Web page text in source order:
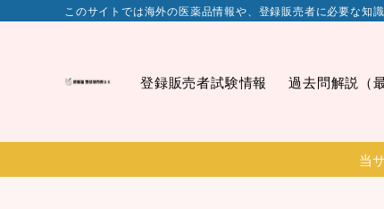
このサイトでは海外の医薬品情報や、登録販売者に必要な知
登録販売者試験情報 過去問解説（
当